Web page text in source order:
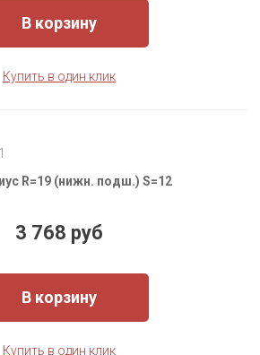
В корзину
Купить в один клик
R=19 (нижн. подш.) S=12
3 768 руб
В корзину
Купить в один клик